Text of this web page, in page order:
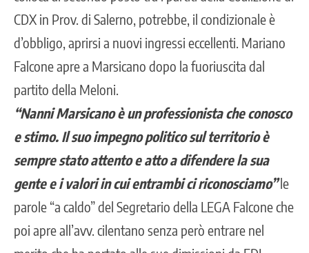
CDX in Prov. di Salerno, potrebbe, il condizionale è
d’obbligo, aprirsi a nuovi ingressi eccellenti. Mariano
Falcone apre a Marsicano dopo la fuoriuscita dal
partito della Meloni.
“Nanni Marsicano è un professionista che conosco
e stimo. Il suo impegno politico sul territorio è
sempre stato attento e atto a difendere la sua
gente e i valori in cui entrambi ci riconosciamo”le
parole “a caldo” del Segretario della LEGA Falcone che
poi apre all’avv. cilentano senza però entrare nel